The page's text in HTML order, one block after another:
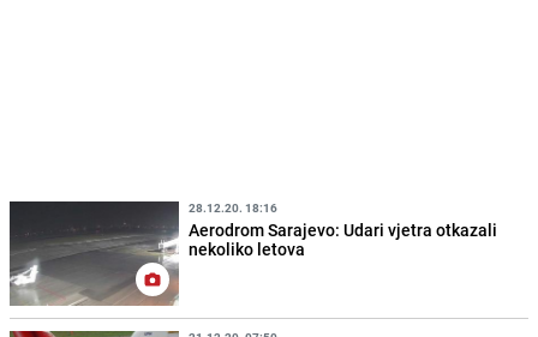
28.12.20. 18:16
Aerodrom Sarajevo: Udari vjetra otkazali
nekoliko letova